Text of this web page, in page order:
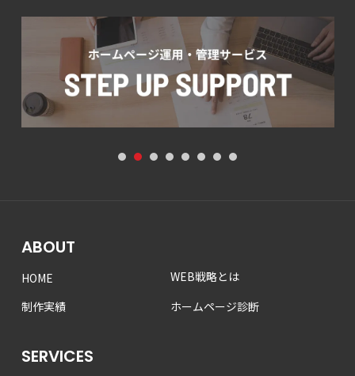
1 2 3 4 5 6 7 8
ABOUT
HOME
WEB戦略とは
制作実績
ホームページ診断
SERVICES